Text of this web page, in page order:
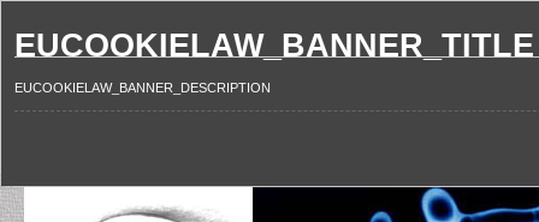
EUCOOKIELAW_BANNER_TITLE
EUCOOKIELAW_BANNER_DESCRIPTION